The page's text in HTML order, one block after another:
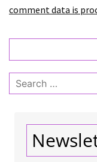
comment data is
Search
for: